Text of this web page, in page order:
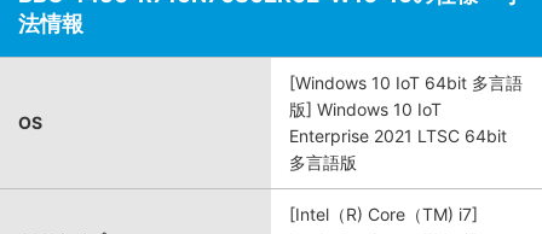
法情報
OS
[Windows 10 IoT 64bit 多言語
版] Windows 10 IoT
Enterprise 2021 LTSC 64bit
多言語版
[Intel（R) Core（TM) i7]